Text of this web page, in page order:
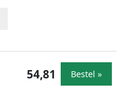
54,81 Bestel »